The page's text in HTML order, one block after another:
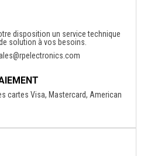
disposition un service technique
solution à vos besoins.
cartes Visa, Mastercard, American